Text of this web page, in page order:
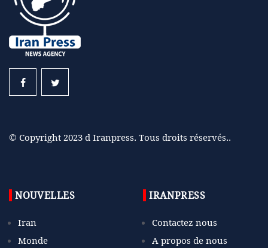
© Copyright 2023 d Iranpress. Tous droits réservés..
NOUVELLES
Iran
Monde
IRANPRESS
Contactez nous
A propos de nous